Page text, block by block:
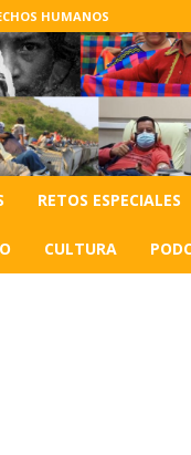
HUMANOS
RETOS ESPECIALES
CULTURA